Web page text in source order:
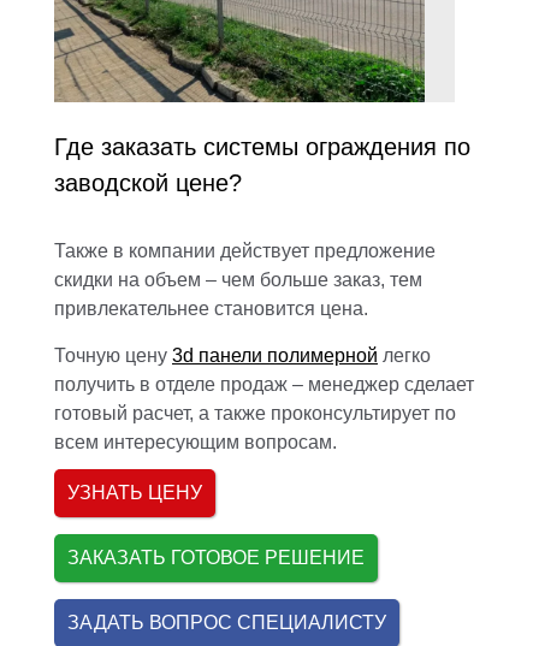
Где заказать системы ограждения по
заводской цене?
Также в компании действует предложение
скидки на объем – чем больше заказ, тем
привлекательнее становится цена.
Точную цену 3d панели полимерной легко
получить в отделе продаж – менеджер сделает
готовый расчет, а также проконсультирует по
всем интересующим вопросам.
УЗНАТЬ ЦЕНУ
ЗАКАЗАТЬ ГОТОВОЕ РЕШЕНИЕ
ЗАДАТЬ ВОПРОС СПЕЦИАЛИСТУ